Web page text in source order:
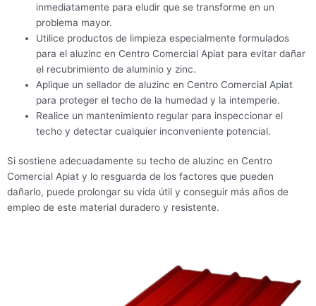
inmediatamente para eludir que se transforme en un
problema mayor.
Utilice productos de limpieza especialmente formulados
para el aluzinc en Centro Comercial Apiat para evitar dañar
el recubrimiento de aluminio y zinc.
Aplique un sellador de aluzinc en Centro Comercial Apiat
para proteger el techo de la humedad y la intemperie.
Realice un mantenimiento regular para inspeccionar el
techo y detectar cualquier inconveniente potencial.
Si sostiene adecuadamente su techo de aluzinc en Centro
Comercial Apiat y lo resguarda de los factores que pueden
dañarlo, puede prolongar su vida útil y conseguir más años de
empleo de este material duradero y resistente.